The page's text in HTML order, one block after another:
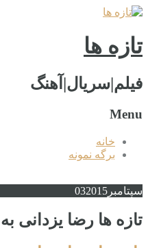
تازه ها
فیلم|سریال|آهنگ
Menu
خانه
برگه نمونه
سپتامبر 032015
تازه ها رضا یزدانی